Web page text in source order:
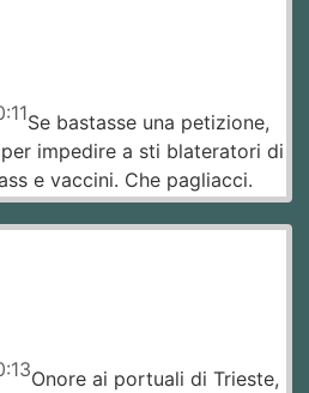
Se bastasse una petizione,
impedire a sti blateratori di
e vaccini. Che pagliacci.
Onore ai portuali di Trieste,